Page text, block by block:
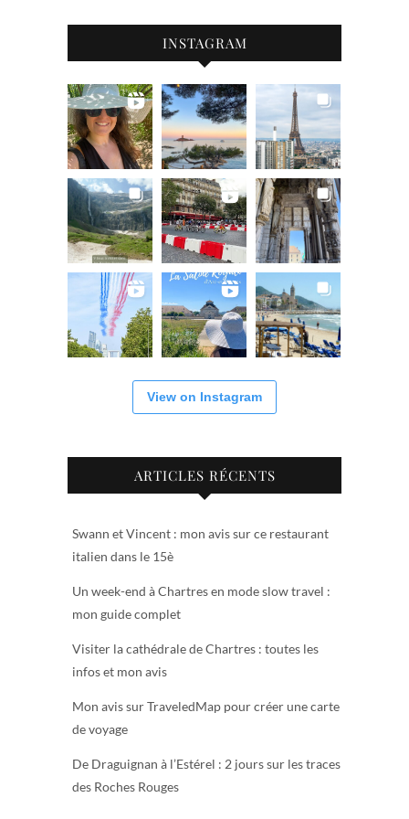
INSTAGRAM
View on Instagram
ARTICLES RÉCENTS
Swann et Vincent : mon avis sur ce restaurant
italien dans le 15è
Un week-end à Chartres en mode slow travel :
mon guide complet
Visiter la cathédrale de Chartres : toutes les
infos et mon avis
Mon avis sur TraveledMap pour créer une carte
de voyage
De Draguignan à l’Estérel : 2 jours sur les traces
des Roches Rouges